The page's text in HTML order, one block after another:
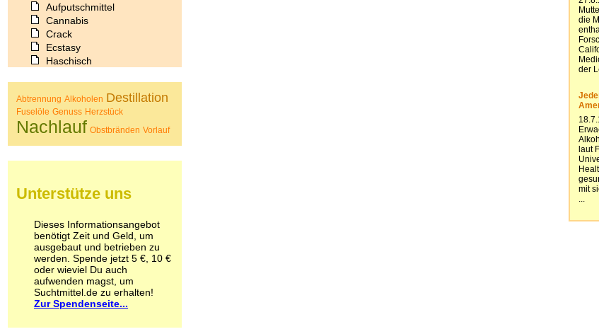
Aufputschmittel
Cannabis
Crack
Ecstasy
Haschisch
Koffein
Kokain
Lachgas
Metamphetamin
Morphin
Muskatnuss
Nikotin
Opium
Pilze
Poppers
Psychopharmaka
Schmerzmittel
Abtrennung Alkoholen Destillation
Fuselöle Genuss Herzstück
Nachlauf Obstbränden Vorlauf
Unterstütze uns
Dieses Informationsangebot
benötigt Zeit und Geld, um
ausgebaut und betrieben zu
werden. Spende jetzt 5 €, 10 €
oder wieviel Du auch
aufwenden magst, um
Suchtmittel.de zu erhalten!
Zur Spendenseite...